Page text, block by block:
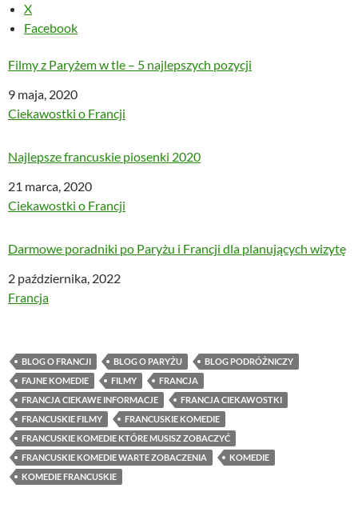
X
Facebook
Filmy z Paryżem w tle – 5 najlepszych pozycji
Data
9 maja, 2020
W odniesieniu do
Ciekawostki o Francji
Najlepsze francuskie piosenki 2020
Data
21 marca, 2020
W odniesieniu do
Ciekawostki o Francji
Darmowe poradniki po Paryżu i Francji dla planujących wizytę
Data
2 października, 2022
W odniesieniu do
Francja
BLOG O FRANCJI BLOG O PARYŻU
BLOG PODRÓŻNICZY
FAJNE KOMEDIE
FILMY
FRANCJA
FRANCJA CIEKAWE INFORMACJE
FRANCJA CIEKAWOSTKI
FRANCUSKIE FILMY
FRANCUSKIE KOMEDIE
FRANCUSKIE KOMEDIE KTÓRE MUSISZ ZOBACZYĆ
FRANCUSKIE KOMEDIE WARTE ZOBACZENIA
KOMEDIE
KOMEDIE FRANCUSKIE